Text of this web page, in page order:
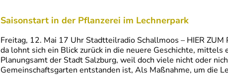
Saisonstart in der Pflanzerei im Lechnerpark
Freitag, 12. Mai 17 Uhr Stadtteilradio Schallmoos – HIER
da lohnt sich ein Blick zurück in die neuere Geschichte,
Planungsamt der Stadt Salzburg, weil doch viele nicht oder
Gemeinschaftsgarten entstanden ist, Als Maßnahme, um die